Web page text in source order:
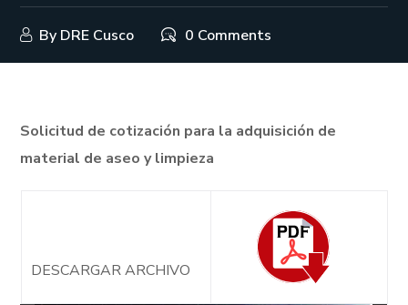
By DRE Cusco 0 Comments
Solicitud de cotización para la adquisición de
material de aseo y limpieza
DESCARGAR ARCHIVO